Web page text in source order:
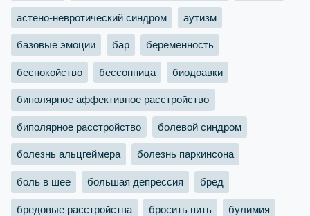
астено-невротический синдром аутизм
базовые эмоции бар беременность
беспокойство бессонница биодоавки
биполярное аффективное расстройство
биполярное расстройство болевой синдром
болезнь альцгеймера болезнь паркинсона
боль в шее большая депрессия бред
бредовые расстройства бросить пить булимия